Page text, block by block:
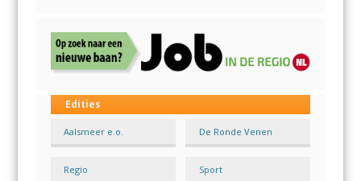
Edities
Aalsmeer e.o. De Ronde Venen
Regio Sport